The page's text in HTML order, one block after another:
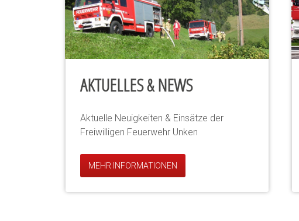
AKTUELLES & NEWS
Aktuelle Neuigkeiten & Einsätze der
Freiwilligen Feuerwehr Unken
MEHR INFORMATIONEN